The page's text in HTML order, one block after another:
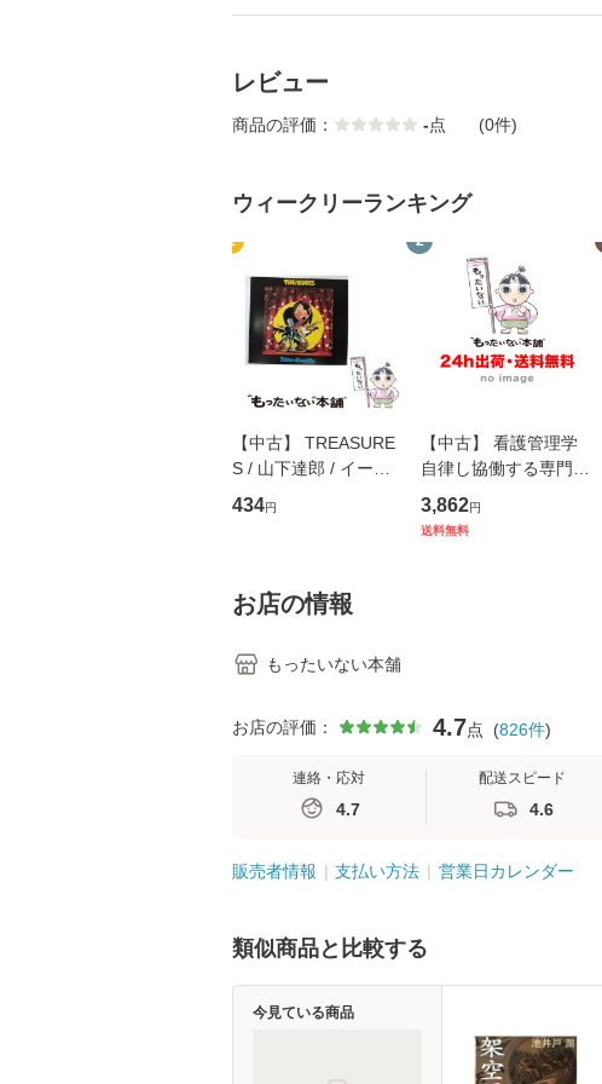
レビュー
商品の評価： -点 (0件)
ウィークリーランキング
1
【中古】 TREASURE
S / 山下達郎 / イース
トウエスト・ジャパン
[CD]【メール便送料無
434円
2
【中古】 看護管理学
自律し協働する専門職
の看護マネジメントス
キル 改訂第3版 (看護
3,862円
送料無料
お店の情報
もったいない本舗
お店の評価： 4.7点 (826件)
連絡・応対
4.7
配送スピード
4.6
販売者情報 支払い方法 営業日カレンダー
類似商品と比較する
今見ている商品